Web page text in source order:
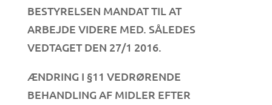
BESTYRELSEN MANDAT TIL AT
ARBEJDE VIDERE MED. SÅLEDES
VEDTAGET DEN 27/1 2016.
ÆNDRING I §11 VEDRØRENDE
BEHANDLING AF MIDLER EFTER